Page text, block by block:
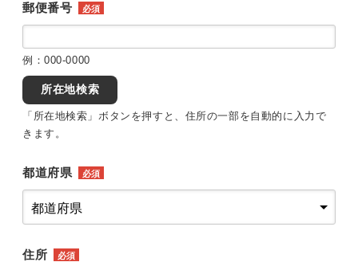
郵便番号 必須
例：000-0000
所在地検索
「所在地検索」ボタンを押すと、住所の一部を自動的に入力で
きます。
都道府県 必須
住所 必須